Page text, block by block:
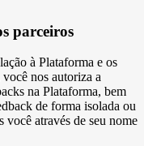
parceiros
à Plataforma e os
nos autoriza a
na Plataforma, bem
de forma isolada ou
você através de seu nome